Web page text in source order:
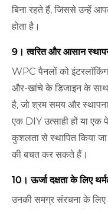
बिना रहते हैं, जिससे उन्हें
होता है।
9। त्वरित और आसान
WPC पैनलों को
और-खांचे के डिजाइन के साथ
है, जो श्रम समय और
एक DIY उत्साही हों या
कुशलता से स्थापित किया
की बचत कर सकते हैं।
10। ऊर्जा दक्षता के लिए
उनकी समग्र संरचना के लिए